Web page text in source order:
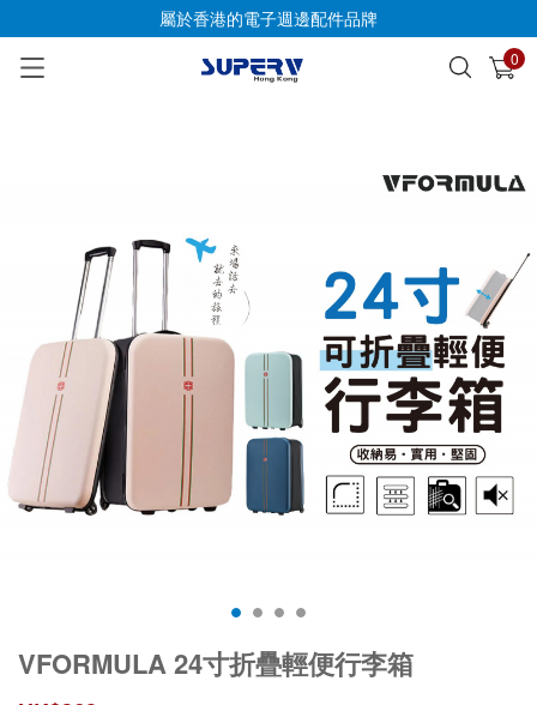
屬於香港的電子週邊配件品牌
0
已加入購物車 查看
VFORMULA 24寸折疊輕便行李箱